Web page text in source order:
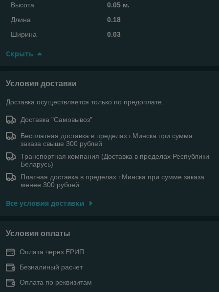
Высота
0.05 м.
Длина
0.18
Ширина
0.03
Скрыть
Условия доставки
Доставка осуществляется только по предоплате.
Доставка "Самовывоз"
Бесплатная доставка в пределах г.Минска при сумма
заказа свыше 300 рублей
Транспортная компания (Доставка в пределах Республики
Беларусь)
Платная доставка в пределах г.Минска при сумме заказа
менее 300 рублей.
Все условия доставки
Условия оплаты
Оплата через ЕРИП
Безналиный расчет
Оплата по реквизитам